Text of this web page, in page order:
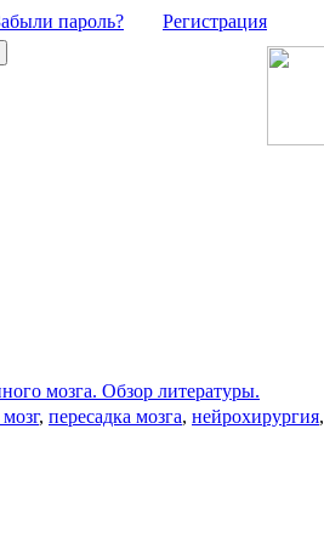
пароль? Регистрация
мозга. Обзор литературы.
, пересадка мозга, нейрохирургия,